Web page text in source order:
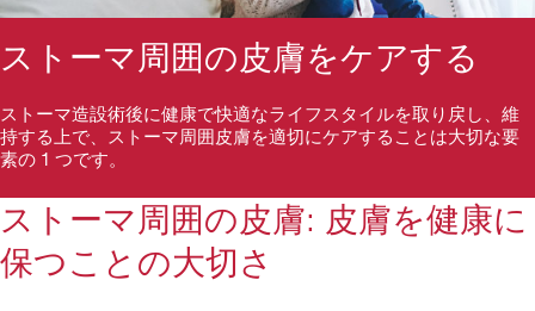
ストーマ周囲の皮膚をケアする
ストーマ造設術後に健康で快適なライフスタイルを取り戻し、維
持する上で、ストーマ周囲皮膚を適切にケアすることは大切な要
素の 1 つです。
ストーマ周囲の皮膚: 皮膚を健康に
保つことの大切さ